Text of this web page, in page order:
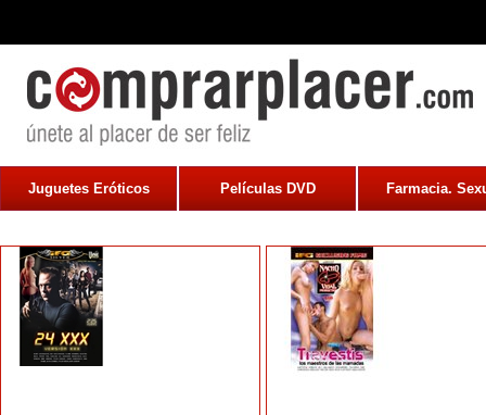
Juguetes Eróticos Películas DVD Farmacia.